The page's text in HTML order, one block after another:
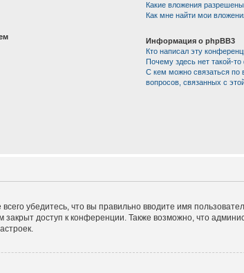
Какие вложения
Как мне найти мои
Информация о phpBB3
Кто написал эту
Почему здесь нет такой-
С кем можно связаться по
вопросов, связанных с
убедитесь, что вы правильно вводите имя
доступ к конференции. Также возможно, что